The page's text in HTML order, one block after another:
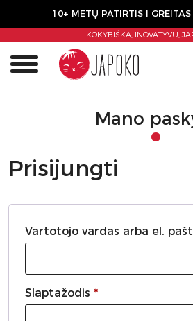
10+ METŲ PATIRTIS I
KOKYBIŠKA, INOVATYVU,
Mano
Prisijungti
Vartotojo vardas arba el.
Slaptažodis *Privalomas